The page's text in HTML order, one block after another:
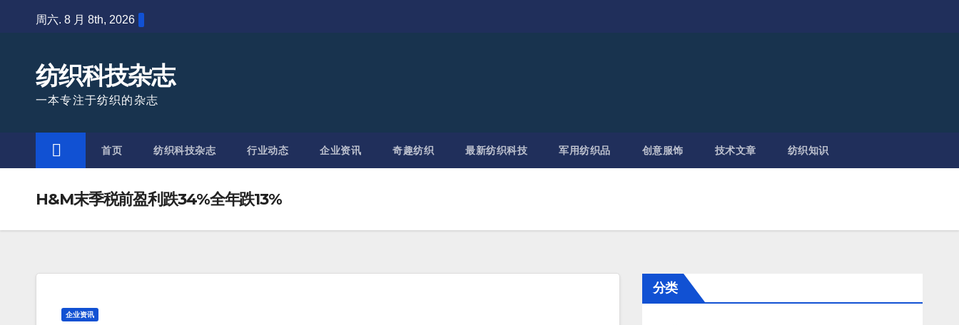
周六. 8 月 8th, 2026
纺织科技杂志
一本专注于纺织的杂志
首页 纺织科技杂志 行业动态 企业资讯 奇趣纺织 最新纺织科技 军用纺织品 创意服饰 技术文章 纺织知识
H&M末季税前盈利跌34%全年跌13%
企业资讯
分类